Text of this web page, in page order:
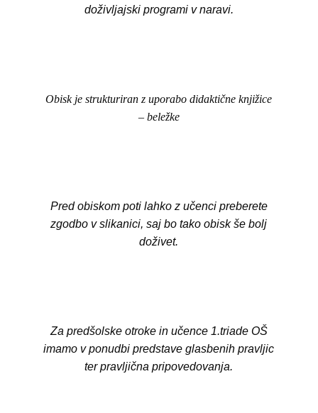
doživljajski programi v naravi.
Obisk je strukturiran z uporabo didaktične knjižice
– beležke
Pred obiskom poti lahko z učenci preberete
zgodbo v slikanici, saj bo tako obisk še bolj
doživet.
Za predšolske otroke in učence 1.triade OŠ
imamo v ponudbi predstave glasbenih pravljic
ter pravljična pripovedovanja.